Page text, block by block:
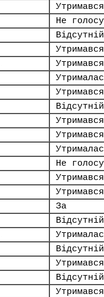
Утримався
Не
Відсутній
Утримався
Утримався
Утримався
Відсутній
Утримався
Утримався
Не
Утримався
Утримався
За
Відсутній
Відсутній
Утримався
Відсутній
Утримався